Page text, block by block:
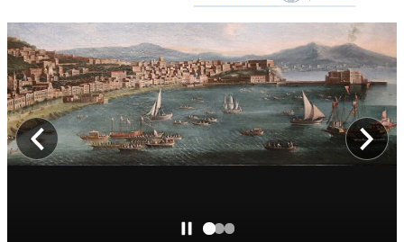
a
Immagine precedente